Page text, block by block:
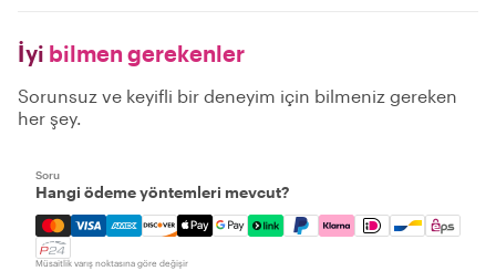
İyi bilmen gerekenler
Sorunsuz ve keyifli bir deneyim için bilmeniz gereken
her şey.
Soru
Hangi ödeme yöntemleri mevcut?
Mastercard, Visa, Amex, Discover, Apple Pay, Google
Müsaitlik varış noktasına göre değişir